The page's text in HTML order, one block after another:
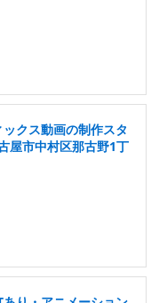
クス動画の制作スタ
屋市中村区那古野1丁